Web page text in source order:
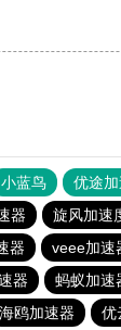
小蓝鸟 优途
器 旋风加速
器 veee加速
器 蚂蚁加速
海鸥加速器 优